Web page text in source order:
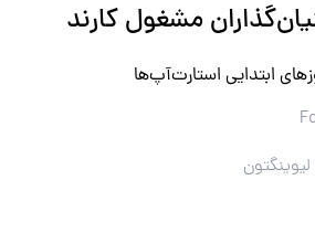
مشغول کارند
ابتدایی استارت‌آپ‌ها